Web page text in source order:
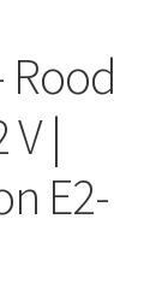
Rood
|
E2-